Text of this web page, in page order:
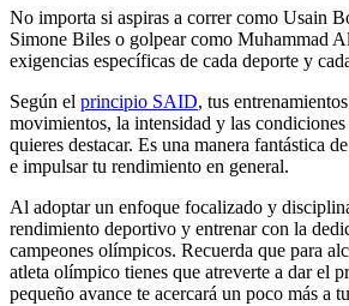
No importa si aspiras a correr como Usain
Simone Biles o golpear como Muhammad
exigencias específicas de cada deporte y
Según el principio SAID, tus
movimientos, la intensidad y las
quieres destacar. Es una manera fantástica
e impulsar tu rendimiento en general.
Al adoptar un enfoque focalizado y
rendimiento deportivo y entrenar con la
campeones olímpicos. Recuerda que para
atleta olímpico tienes que atreverte a dar el
pequeño avance te acercará un poco más a